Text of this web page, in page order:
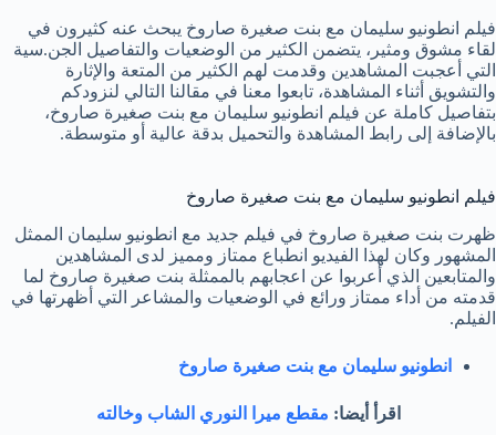
فيلم انطونيو سليمان مع بنت صغيرة صاروخ يبحث عنه كثيرون في
لقاء مشوق ومثير، يتضمن الكثير من الوضعيات والتفاصيل الجن.سية
التي أعجبت المشاهدين وقدمت لهم الكثير من المتعة والإثارة
والتشويق أثناء المشاهدة، تابعوا معنا في مقالنا التالي لنزودكم
بتفاصيل كاملة عن فيلم انطونيو سليمان مع بنت صغيرة صاروخ،
بالإضافة إلى رابط المشاهدة والتحميل بدقة عالية أو متوسطة.
فيلم انطونيو سليمان مع بنت صغيرة صاروخ
ظهرت بنت صغيرة صاروخ في فيلم جديد مع انطونيو سليمان الممثل
المشهور وكان لهذا الفيديو انطباع ممتاز ومميز لدى المشاهدين
والمتابعين الذي أعربوا عن اعجابهم بالممثلة بنت صغيرة صاروخ لما
قدمته من أداء ممتاز ورائع في الوضعيات والمشاعر التي أظهرتها في
الفيلم.
انطونيو سليمان مع بنت صغيرة صاروخ
اقرأ أيضا: مقطع ميرا النوري الشاب وخالته